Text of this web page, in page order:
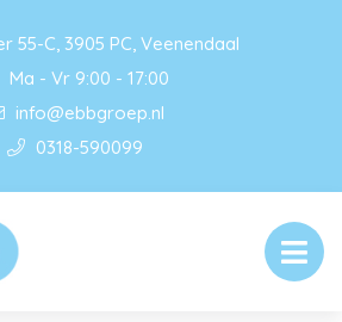
55-C, 3905 PC, Veenendaal
Ma - Vr 9:00 - 17:00
info@ebbgroep.nl
0318-590099